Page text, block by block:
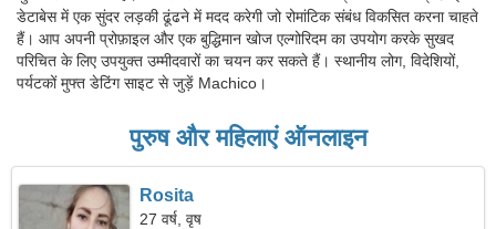
डेटाबेस में एक सुंदर लड़की ढूंढने में मदद करेगी जो रोमांटिक संबंध विकसित करना चाहते
हैं। आप अपनी प्रोफ़ाइल और एक बुद्धिमान खोज एल्गोरिदम का उपयोग करके सुखद
परिचित के लिए उपयुक्त उम्मीदवारों का चयन कर सकते हैं। स्थानीय लोग, विदेशियों,
पर्यटकों मुफ्त डेटिंग साइट से जुड़ें Machico।
पुरुष और महिलाएं ऑनलाइन
Rosita
27 वर्ष, वृष